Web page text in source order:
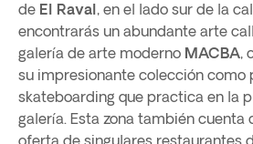
de El Raval, en el lado sur de la
encontrarás un abundante arte
galería de arte moderno MACBA,
su impresionante colección como
skateboarding que practica en la
galería. Esta zona también cuenta
oferta de singulares restaurantes